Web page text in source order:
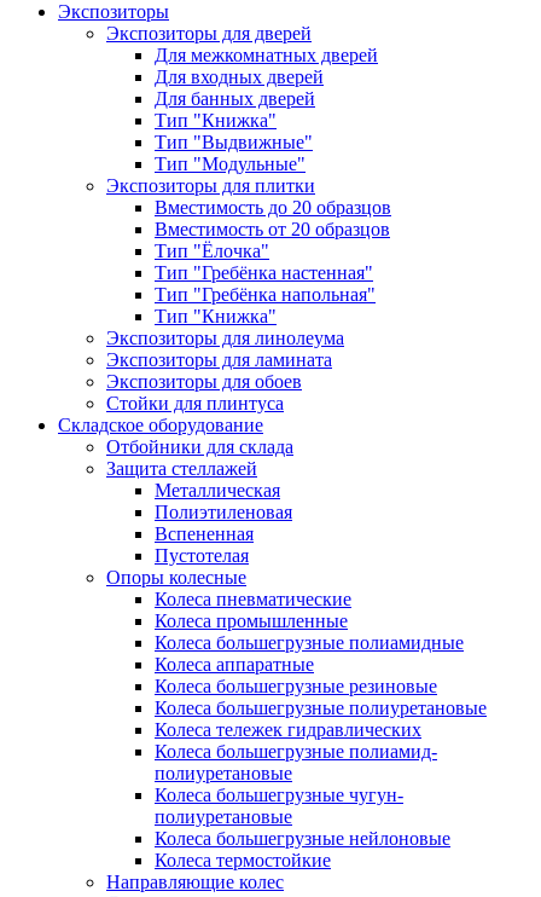
Экспозиторы
Экспозиторы для дверей
Для межкомнатных дверей
Для входных дверей
Для банных дверей
Тип "Книжка"
Тип "Выдвижные"
Тип "Модульные"
Экспозиторы для плитки
Вместимость до 20 образцов
Вместимость от 20 образцов
Тип "Ёлочка"
Тип "Гребёнка настенная"
Тип "Гребёнка напольная"
Тип "Книжка"
Экспозиторы для линолеума
Экспозиторы для ламината
Экспозиторы для обоев
Стойки для плинтуса
Складское оборудование
Отбойники для склада
Защита стеллажей
Металлическая
Полиэтиленовая
Вспененная
Пустотелая
Опоры колесные
Колеса пневматические
Колеса промышленные
Колеса большегрузные полиамидные
Колеса аппаратные
Колеса большегрузные резиновые
Колеса большегрузные полиуретановые
Колеса тележек гидравлических
Колеса большегрузные полиамид-
полиуретановые
Колеса большегрузные чугун-
полиуретановые
Колеса большегрузные нейлоновые
Колеса термостойкие
Направляющие колес